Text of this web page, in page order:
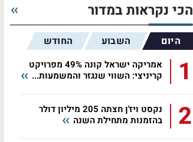
הכי נקראות במדור
היום השבוע החודש
1
אמריקה ישראל קונה 49% מפרויקט
קריניצי: השווי שנגזר והמשמעות...
2
נקסט ויז'ן חצתה 205 מיליון דולר
בהזמנות מתחילת השנה